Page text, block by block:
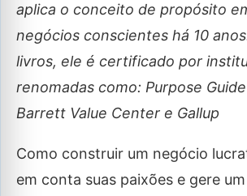
aplica o conceito de propósito
negócios conscientes há 10
livros, ele é certificado por
renomadas como: Purpose
Barrett Value Center e Gallup
Como construir um negócio
em conta suas paixões e gere